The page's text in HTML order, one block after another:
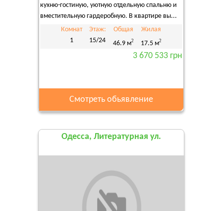
кухню-гостиную, уютную отдельную спальню и
вместительную гардеробную. В квартире вы...
Комнат
1
Этаж:
15/24
Общая
46.9 м2
Жилая
17.5 м2
3 670 533 грн
Смотреть обьявление
Одесса, Литературная ул.